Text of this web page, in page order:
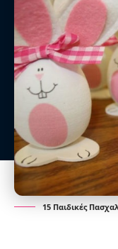
15 Παιδικές